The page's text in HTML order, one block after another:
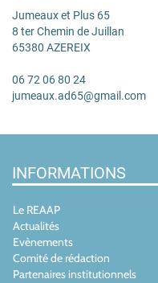
Jumeaux et Plus 65
8 ter Chemin de Juillan
65380 AZEREIX
06 72 06 80 24
jumeaux.ad65@gmail.com
INFORMATIONS
Le REAAP
Actualités
Evènements
Comité de rédaction
Partenaires institutionnels